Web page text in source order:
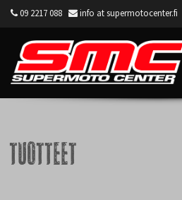
09 2217 088 info at supermotocenter.fi
Tuotteet